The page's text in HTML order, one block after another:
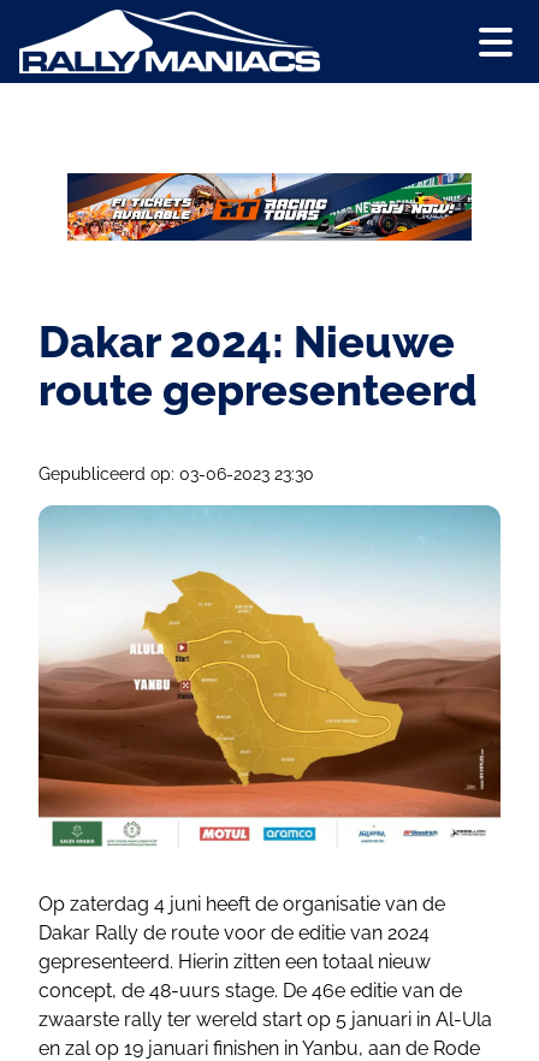
Dakar 2024: Nieuwe
route gepresenteerd
Gepubliceerd op: 03-06-2023 23:30
Op zaterdag 4 juni heeft de organisatie van de
Dakar Rally de route voor de editie van 2024
gepresenteerd. Hierin zitten een totaal nieuw
concept, de 48-uurs stage. De 46e editie van de
zwaarste rally ter wereld start op 5 januari in Al-Ula
en zal op 19 januari finishen in Yanbu, aan de Rode